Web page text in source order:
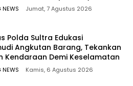
NEWS Jumat, 7 Agustus 2026
Polda Sultra Edukasi
Angkutan Barang, Tekankan
Kendaraan Demi Keselamatan
NEWS Kamis, 6 Agustus 2026